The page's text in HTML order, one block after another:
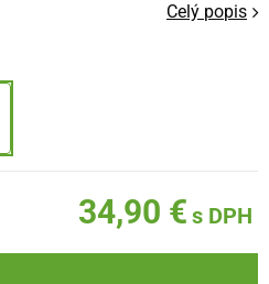
Celý popis
34,90 € s DPH